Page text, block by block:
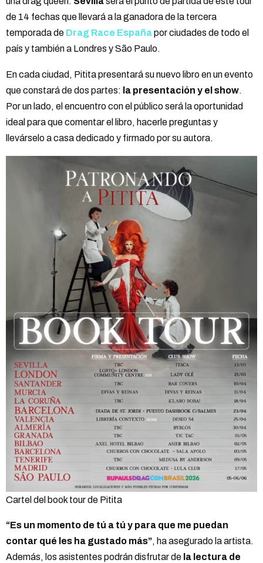
de 14 fechas que llevará a la ganadora de la tercera
temporada de Drag Race Españapor ciudades de todo el
país y también a Londres y São Paulo.
En cada ciudad, Pitita presentará su nuevo libro en un evento
que constará de dos partes: la presentación y el show.
Por un lado, el encuentro con el público será la oportunidad
ideal para que comentar el libro, hacerle preguntas y
llevárselo a casa dedicado y firmado por su autora.
Cartel del book tour de Pitita
“Es un momento de tú a tú y para que me puedan
contar qué les ha gustado más”, ha asegurado la artista.
Además, los asistentes podrán disfrutar de la lectura de